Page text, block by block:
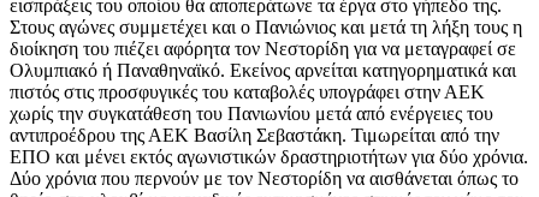
εισπράξεις του οποίου θα αποπεράτωνε τα έργα στο γήπεδο της.
Στους αγώνες συμμετέχει και ο Πανιώνιος και μετά τη λήξη τους η
διοίκηση του πιέζει αφόρητα τον Νεστορίδη για να μεταγραφεί σε
Ολυμπιακό ή Παναθηναϊκό. Εκείνος αρνείται κατηγορηματικά και
πιστός στις προσφυγικές του καταβολές υπογράφει στην ΑΕΚ
χωρίς την συγκατάθεση του Πανιωνίου μετά από ενέργειες του
αντιπροέδρου της ΑΕΚ Βασίλη Σεβαστάκη. Τιμωρείται από την
ΕΠΟ και μένει εκτός αγωνιστικών δραστηριοτήτων για δύο χρόνια.
Δύο χρόνια που περνούν με τον Νεστορίδη να αισθάνεται όπως το